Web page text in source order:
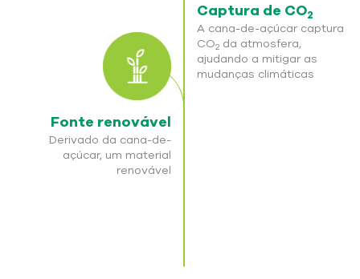
Fonte renovável
Derivado da cana-de-
açúcar, um material
renovável
Captura de CO2
A cana-de-açúcar captura
CO2da atmosfera,
ajudando a mitigar as
mudanças climáticas